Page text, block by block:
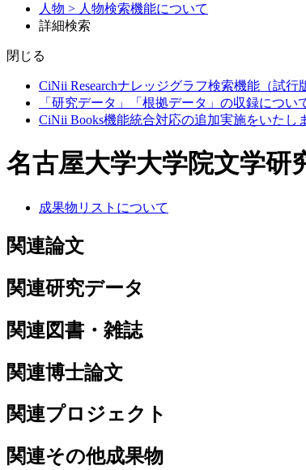
人物 > 人物検索機能について
詳細検索
閉じる
CiNii Researchナレッジグラフ検索機能（試
「研究データ」「根拠データ」の収録につい
CiNii Books機能統合対応の追加実施をいたし
名古屋大学大学院文学研
成果物リストについて
関連論文
関連研究データ
関連図書・雑誌
関連博士論文
関連プロジェクト
関連その他成果物